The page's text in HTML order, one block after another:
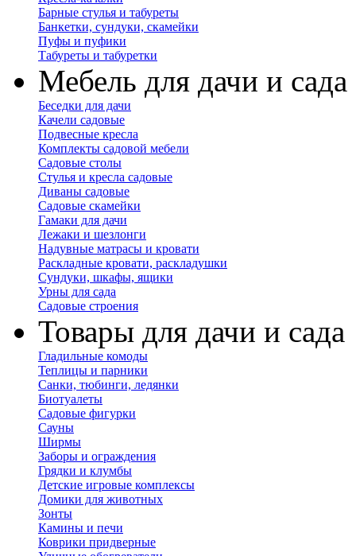
Барные стулья и табуреты
Банкетки, сундуки, скамейки
Пуфы и пуфики
Табуреты и табуретки
Мебель для дачи и сада
Беседки для дачи
Качели садовые
Подвесные кресла
Комплекты садовой мебели
Садовые столы
Стулья и кресла садовые
Диваны садовые
Садовые скамейки
Гамаки для дачи
Лежаки и шезлонги
Надувные матрасы и кровати
Раскладные кровати, раскладушки
Сундуки, шкафы, ящики
Урны для сада
Садовые строения
Товары для дачи и сада
Гладильные комоды
Теплицы и парники
Санки, тюбинги, ледянки
Биотуалеты
Садовые фигурки
Сауны
Ширмы
Заборы и ограждения
Грядки и клумбы
Детские игровые комплексы
Домики для животных
Зонты
Камины и печи
Коврики придверные